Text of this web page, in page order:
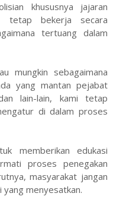
khususnya jajaran
tetap bekerja secara
tertuang dalam
mungkin sebagaimana
yang mantan pejabat
lain-lain, kami tetap
di dalam proses
memberikan edukasi
proses penegakan
masyarakat jangan
menyesatkan.